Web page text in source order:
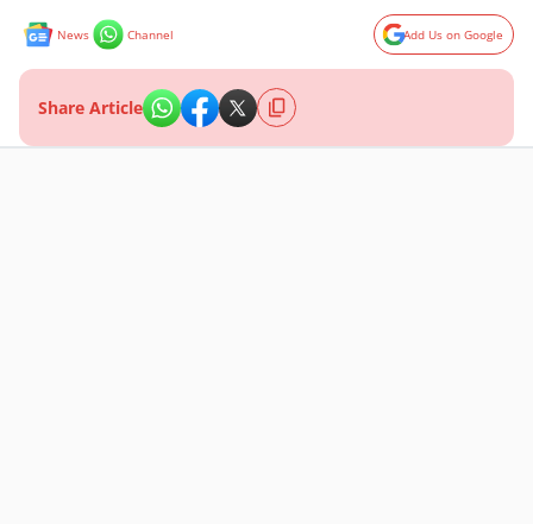
News Channel Add Us on Google
Share Article